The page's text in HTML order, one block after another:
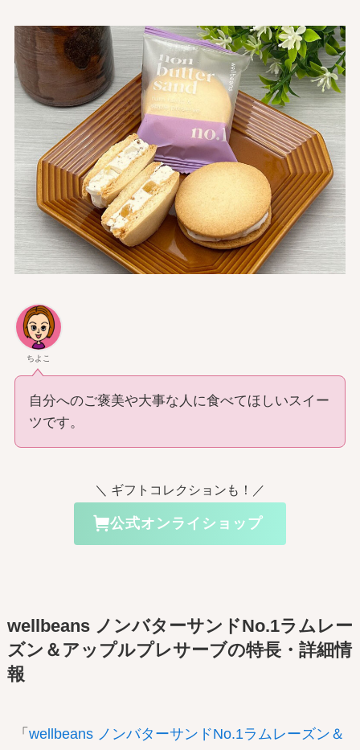
ちよこ
自分へのご褒美や大事な人に食べてほしいスイー
ツです。
＼ ギフトコレクションも！／
公式オンライショップ
wellbeans ノンバターサンドNo.1ラムレー
ズン＆アップルプレサーブの特長・詳細情
報
「 wellbeans ノンバターサンドNo.1ラムレーズン＆